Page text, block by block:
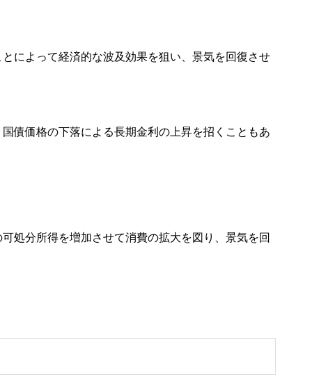
によって経済的な波及効果を狙い、景気を回復させ
債価格の下落による長期金利の上昇を招くこともあ
処分所得を増加させて消費の拡大を図り、景気を回